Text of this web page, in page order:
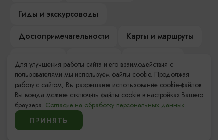
Гиды и экскурсоводы
Достопримечательности
Карты и маршруты
Компас Балтийской кухни
Настоящий Калининградец
Музеи
Для улучшения работы сайта и его взаимодействия с
пользователями мы используем файлы cookie. Продолжая
работу с сайтом, Вы разрешаете использование cookie-файлов.
Вы всегда можете отключить файлы cookie в настройках Вашего
браузера. Согласие на обработку персональных данных.
ПРИНЯТЬ